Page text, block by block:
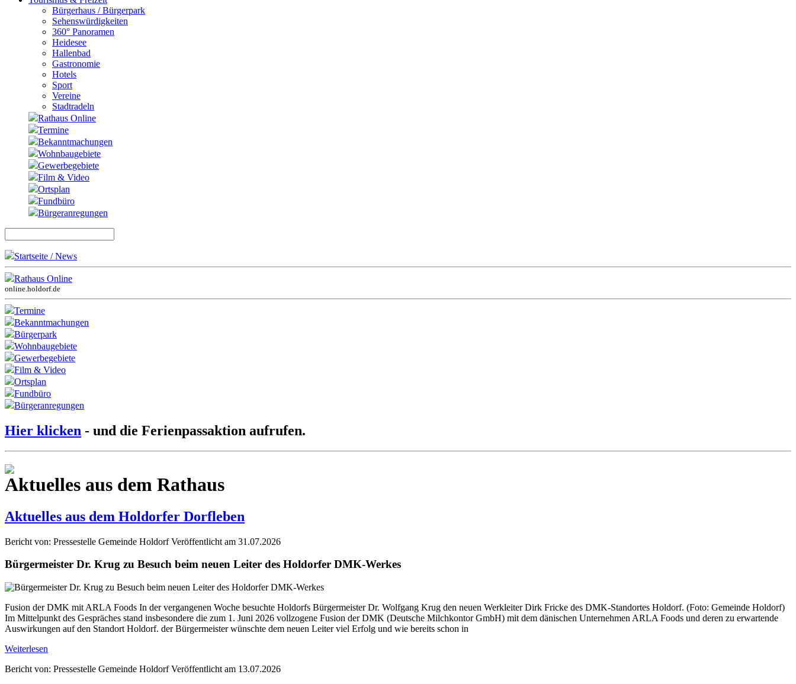
Bürgerhaus / Bürgerpark
Sehenswürdigkeiten
360° Panoramen
Heidesee
Hallenbad
Gastronomie
Hotels
Sport
Vereine
Stadtradeln
Rathaus Online
Termine
Bekanntmachungen
Wohnbaugebiete
Gewerbegebiete
Film & Video
Ortsplan
Fundbüro
Bürgeranregungen
Startseite / News
Rathaus Online
online.holdorf.de
Termine
Bekanntmachungen
Bürgerpark
Wohnbaugebiete
Gewerbegebiete
Film & Video
Ortsplan
Fundbüro
Bürgeranregungen
Hier klicken - und die Ferienpassaktion aufrufen.
Aktuelles aus dem Rathaus
Aktuelles aus dem Holdorfer Dorfleben
Bericht von: Pressestelle Gemeinde Holdorf Veröffentlicht am 31.07.2026
Bürgermeister Dr. Krug zu Besuch beim neuen Leiter des Holdorfer DMK-Werkes
Fusion der DMK mit ARLA Foods In der vergangenen Woche besuchte Holdorfs Bürgermeister Dr. Wolfgang Krug den neuen Werkleiter Dirk Fricke des DMK-Standortes Holdorf. (Foto: Gemeinde Holdorf)
Im Mittelpunkt des Gespräches stand insbesondere die zum 1. Juni 2026 vollzogene Fusion der DMK (Deutsche Milchkontor GmbH) mit dem dänischen Unternehmen ARLA Foods und deren zu erwartende
Auswirkungen auf den Standort Holdorf. der Bürgermeister wünschte dem neuen Leiter viel Erfolg und wie bereits schon in
Weiterlesen
Bericht von: Pressestelle Gemeinde Holdorf Veröffentlicht am 13.07.2026